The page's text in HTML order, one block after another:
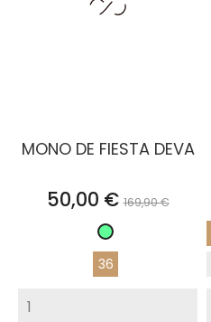
MONO DE FIESTA DEVA
Precio
50,00 €Precio
169,90 €
Verde
Pastel
36